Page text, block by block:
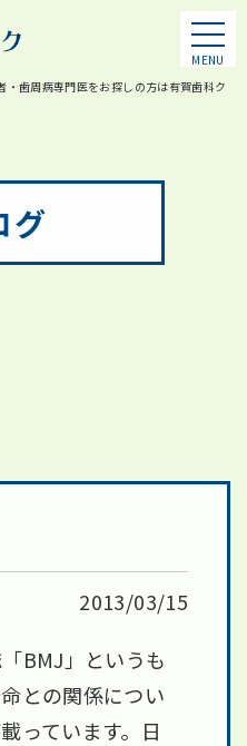
MENU
歯周病専門医をお探しの方は有賀歯科ク
グ
2013/03/15
BMJ」というも
との関係につい
っています。日